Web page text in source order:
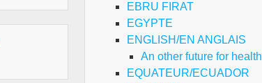
EBRU FIRAT
EGYPTE
ENGLISH/EN ANGLAIS
An other future for health
EQUATEUR/ECUADOR